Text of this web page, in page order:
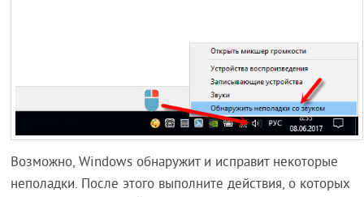
Возможно, Windows обнаружит и исправит некоторые
неполадки. После этого выполните действия, о которых